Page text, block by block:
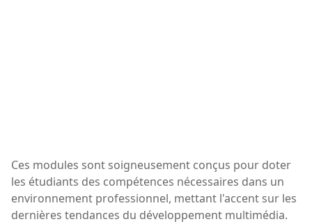
Ces modules sont soigneusement conçus pour doter
les étudiants des compétences nécessaires dans un
environnement professionnel, mettant l'accent sur les
dernières tendances du développement multimédia.